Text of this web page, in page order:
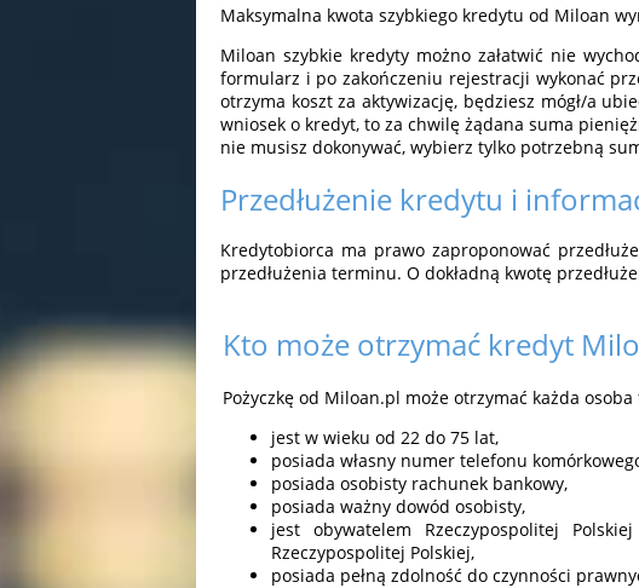
Maksymalna kwota szybkiego kredytu od Miloan
Miloan szybkie kredyty możno załatwić nie
formularz i po zakończeniu rejestracji wykonać
otrzyma koszt za aktywizację, będziesz mógł/a
wniosek o kredyt, to za chwilę żądana suma
nie musisz dokonywać, wybierz tylko potrzebną
Przedłużenie kredytu i
Kredytobiorca ma prawo zaproponować
przedłużenia terminu. O dokładną kwotę
Kto może otrzymać kredyt
Pożyczkę od Miloan.pl może otrzymać każda osoba
jest w wieku od 22 do 75 lat,
posiada własny numer telefonu
posiada osobisty rachunek bankowy,
posiada ważny dowód osobisty,
jest obywatelem Rzeczypospolitej
Rzeczypospolitej Polskiej,
posiada pełną zdolność do czynności